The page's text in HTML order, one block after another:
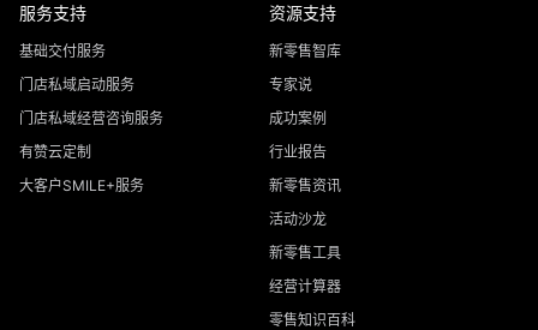
服务支持
基础交付服务
门店私域启动服务
门店私域经营咨询服务
有赞云定制
大客户SMILE+服务
资源支持
新零售智库
专家说
成功案例
行业报告
新零售资讯
活动沙龙
新零售工具
经营计算器
零售知识百科